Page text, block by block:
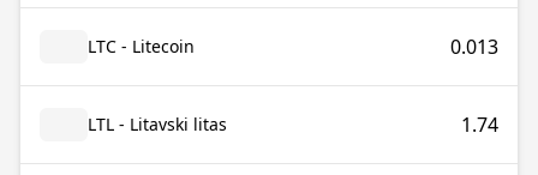
LTC - Litecoin 0.013
LTL - Litavski litas 1.74